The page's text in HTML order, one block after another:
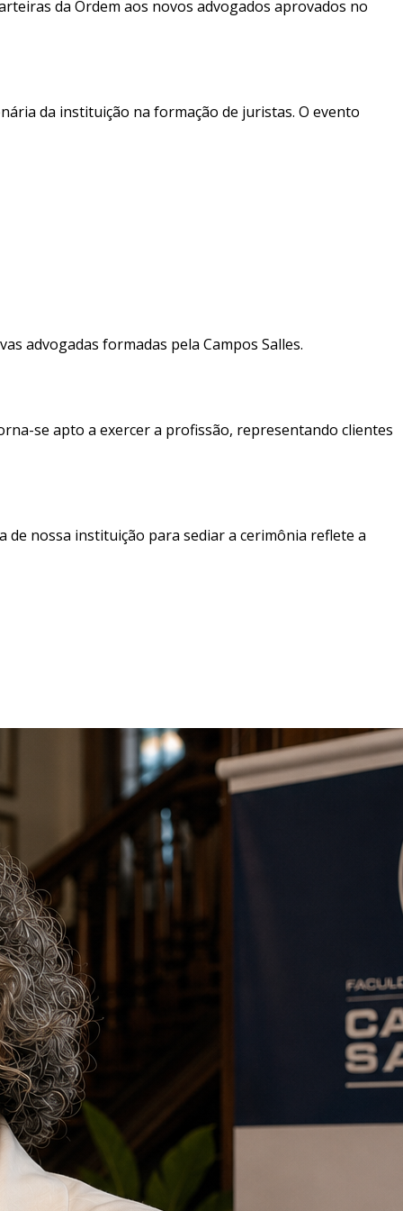
da Ordem aos novos advogados aprovados no
da instituição na formação de juristas. O evento
advogadas formadas pela Campos Salles.
se apto a exercer a profissão, representando clientes
de nossa instituição para sediar a cerimônia reflete a